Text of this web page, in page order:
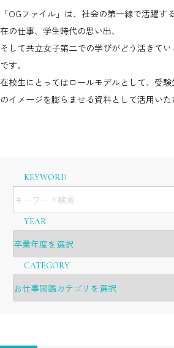
「OGファイル」は、社会の第一線で活躍す
在の仕事、学生時代の思い出、
そして共立女子第二での学びがどう活きて
です。
在校生にとってはロールモデルとして、受
のイメージを膨らませる資料として活用いた
KEYWORD
YEAR
CATEGORY